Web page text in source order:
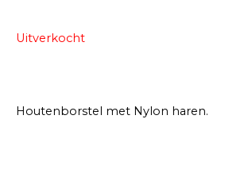
Uitverkocht
Houtenborstel met Nylon haren.